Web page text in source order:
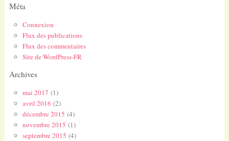
Méta
Connexion
Flux des publications
Flux des commentaires
Site de WordPress-FR
Archives
mai 2017 (1)
avril 2016 (2)
décembre 2015 (4)
novembre 2015 (1)
septembre 2015 (4)